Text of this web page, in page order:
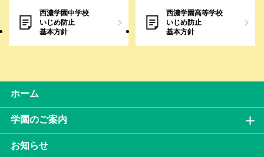
西濃学園中学校
いじめ防止
基本方針
西濃学園高等学校
いじめ防止
基本方針
ホーム
学園のご案内
お知らせ